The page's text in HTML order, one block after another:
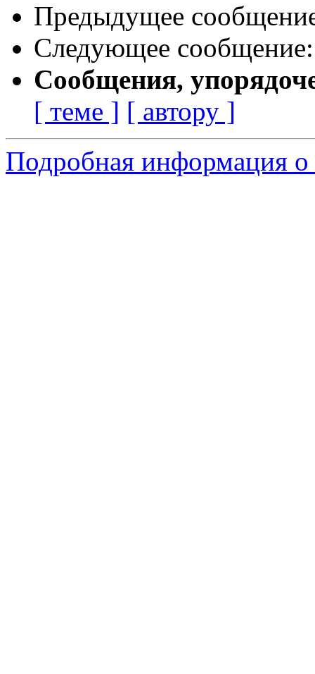
Предыдущее
Следующее
Сообщения,
[ теме ] [ автору ]
Подробная информация